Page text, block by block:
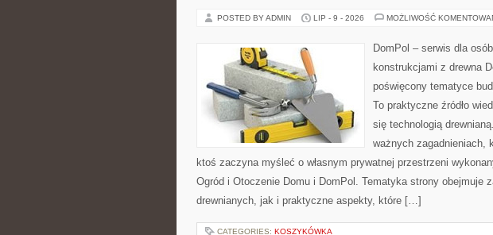
POSTED BY ADMIN LIP - 9 - 2026 MOŻLIWOŚĆ
DomPol – serwis dla
konstrukcjami z drewna
poświęcony tematyce
To praktyczne źródło
się technologią
ważnych zagadnieniach,
ktoś zaczyna myśleć o własnym prywatnej przestrzeni
Ogród i Otoczenie Domu i DomPol. Tematyka strony obejmuje
drewnianych, jak i praktyczne aspekty, które […]
CATEGORIES: KOSZYKÓWKA